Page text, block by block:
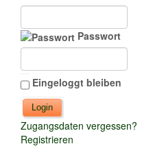
Passwort
Eingeloggt bleiben
Zugangsdaten vergessen?
Registrieren